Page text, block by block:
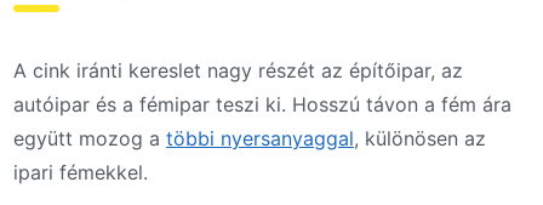
A cink iránti kereslet nagy részét az építőipar, az
autóipar és a fémipar teszi ki. Hosszú távon a fém ára
együtt mozog a többi nyersanyaggal, különösen az
ipari fémekkel.